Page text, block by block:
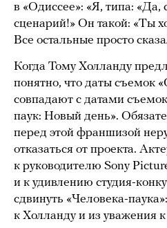
в «Одиссее»: «Я, типа: «Да,
сценарий!» Он такой: «Ты
Все остальные просто
Когда Тому Холланду
понятно, что даты съемок
совпадают с датами
паук: Новый день».
перед этой франшизой
отказаться от проекта.
к руководителю Sony
и к удивлению студия-
сдвинуть «Человека-
к Холланду и из уважения